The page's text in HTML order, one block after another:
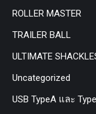
ROLLER MASTER
TRAILER BALL
ULTIMATE
Uncategorized
USB TypeA และ